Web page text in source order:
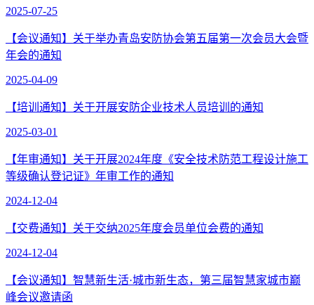
2025-07-25
【会议通知】关于举办青岛安防协会第五届第一次会员大会暨
年会的通知
2025-04-09
【培训通知】关于开展安防企业技术人员培训的通知
2025-03-01
【年审通知】关于开展2024年度《安全技术防范工程设计施工
等级确认登记证》年审工作的通知
2024-12-04
【交费通知】关于交纳2025年度会员单位会费的通知
2024-12-04
【会议通知】智慧新生活·城市新生态，第三届智慧家城市巅
峰会议邀请函